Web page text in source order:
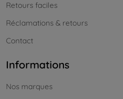
Retours faciles
Réclamations & retours
Contact
Informations
Nos marques